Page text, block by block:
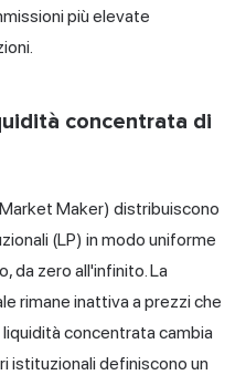
più elevate
concentrata di
Maker) distribuiscono
(LP) in modo uniforme
da zero all'infinito. La
rimane inattiva a prezzi che
concentrata cambia
istituzionali definiscono un